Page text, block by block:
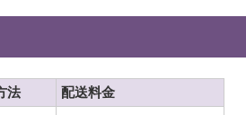
法 配送料金